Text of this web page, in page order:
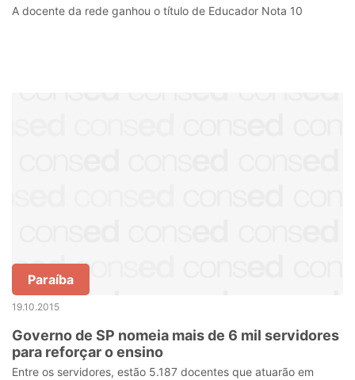
A docente da rede ganhou o título de Educador Nota 10
Paraíba
19.10.2015
Governo de SP nomeia mais de 6 mil servidores
para reforçar o ensino
Entre os servidores, estão 5.187 docentes que atuarão em